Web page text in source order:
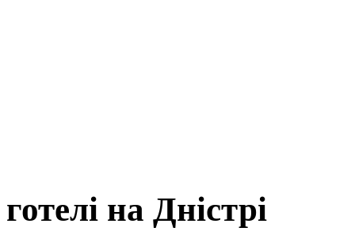
готелі на Дністрі